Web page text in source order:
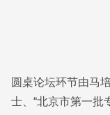
圆桌论坛环节由马
士、“北京市第一批